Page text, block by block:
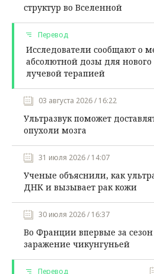
структур во Вселенной
Перевод
Исследователи сообщают о
абсолютной дозы для
лучевой терапией
03 августа 2026 / 16:22
Ультразвук поможет
опухоли мозга
31 июля 2026 / 14:07
Ученые объяснили, как
ДНК и вызывает рак кожи
30 июля 2026 / 16:37
Во Франции впервые за
заражение чикунгуньей
Перевод